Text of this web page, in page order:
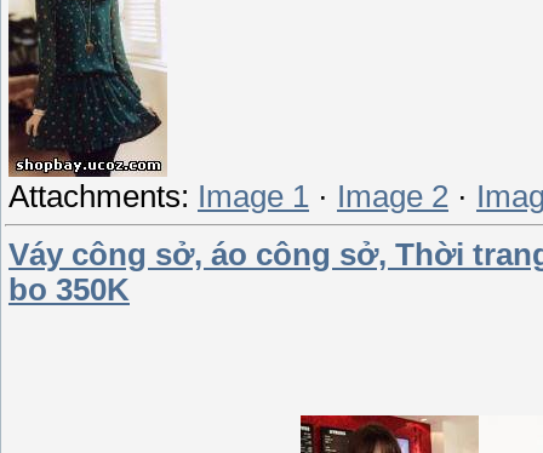
Attachments: Image 1 · Image 2 ·
Váy công sở, áo công sở, Thời
bo 350K